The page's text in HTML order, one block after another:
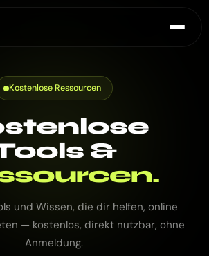
Kostenlose Ressourcen
&
und Wissen, die dir helfen, online
— kostenlos, direkt nutzbar, ohne
Anmeldung.